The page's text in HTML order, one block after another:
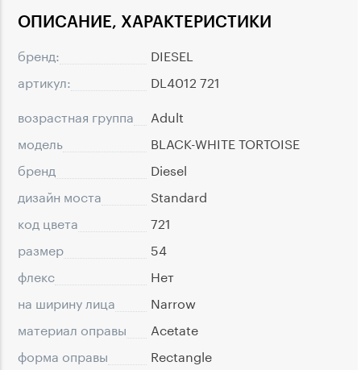
ОПИСАНИЕ, ХАРАКТЕРИСТИКИ
бренд:
DIESEL
артикул:
DL4012 721
возрастная группа
Adult
модель
BLACK-WHITE TORTOISE
бренд
Diesel
дизайн моста
Standard
код цвета
721
размер
54
флекс
Нет
на ширину лица
Narrow
материал оправы
Acetate
форма оправы
Rectangle